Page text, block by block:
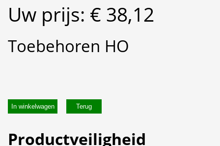
Uw prijs: € 38,12
Toebehoren HO
In winkelwagen
Productveiligheid